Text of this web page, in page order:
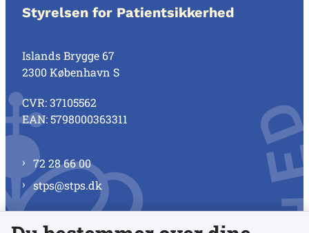
Styrelsen for Patientsikkerhed
Islands Brygge 67
2300 København S
CVR: 37105562
EAN: 5798000363311
72 28 66 00
stps@stps.dk